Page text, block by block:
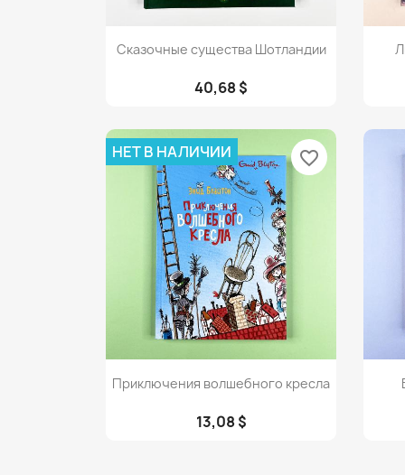
Просмотр
Сказочные существа Шотландии
40,68 $
Просмотр
Приключения волшебного кресла
13,08 $
НЕТ В НАЛИЧИИ favorite_border